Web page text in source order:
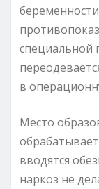
специальной
в
Место
вводятся
наркоз не